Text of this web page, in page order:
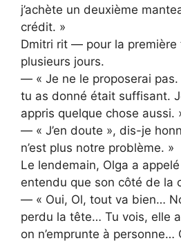
j’achète un deuxième
crédit. »
Dmitri rit — pour la première
plusieurs jours.
— « Je ne le proposerai
tu as donné était suffisant.
appris quelque chose aussi.
— « J’en doute », dis-je
n’est plus notre problème. »
Le lendemain, Olga a appelé
entendu que son côté de la
— « Oui, Ol, tout va bien…
perdu la tête… Tu vois, elle
on n’emprunte à personne…